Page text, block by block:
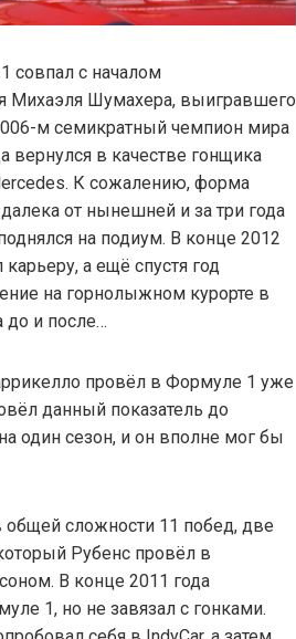
совпал с началом
Михаэля Шумахера, выигравшего
м семикратный чемпион мира
вернулся в качестве гонщика
К сожалению, форма
от нынешней и за три года
на подиум. В конце 2012
а ещё спустя год
на горнолыжном курорте в
и после…
провёл в Формуле 1 уже
данный показатель до
один сезон, и он вполне мог бы
общей сложности 11 побед, две
Рубенс провёл в
В конце 2011 года
1, но не завязал с гонками.